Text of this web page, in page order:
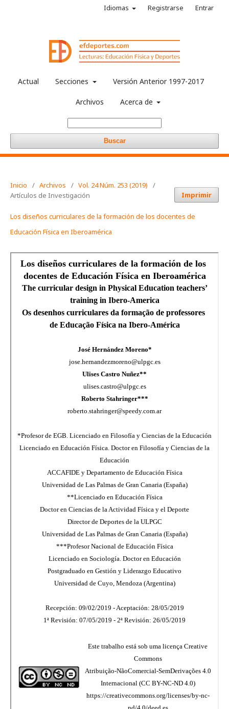
Actual Secciones Versión Anterior 1997-2017
Archivos Acerca de
Buscar
Idiomas Registrarse Entrar
Inicio / Archivos / Vol. 24 Núm. 253 (2019)
/
Artículos de Investigación
Imprimir
Los diseños curriculares de la formación de los docentes de
Educación Física en Iberoamérica